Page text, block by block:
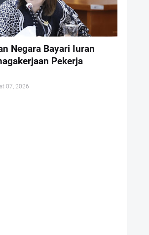
Negara Bayari Iuran
Pekerja
07, 2026